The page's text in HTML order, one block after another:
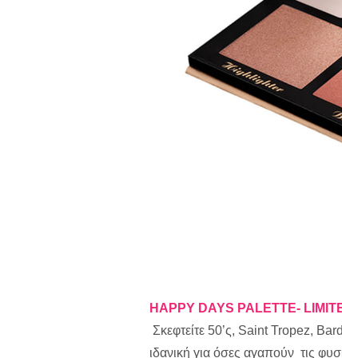
HAPPY DAYS PALETTE-
Σκεφτείτε 50’ς, Saint Tropez,
ιδανική για όσες αγαπούν τις